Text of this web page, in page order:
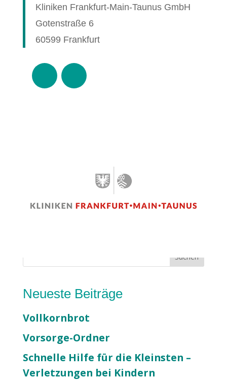
Kliniken Frankfurt-Main-Taunus GmbH
Gotenstraße 6
60599 Frankfurt
u
h
e
Suchen
Neueste Beiträge
Vollkornbrot
Vorsorge-Ordner
Schnelle Hilfe für die Kleinsten –
Verletzungen bei Kindern